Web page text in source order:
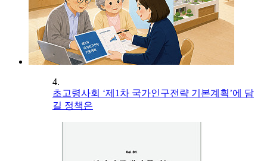
4.
초고령사회 ‘제1차 국가인구전략 기본계획’에 담
길 정책은